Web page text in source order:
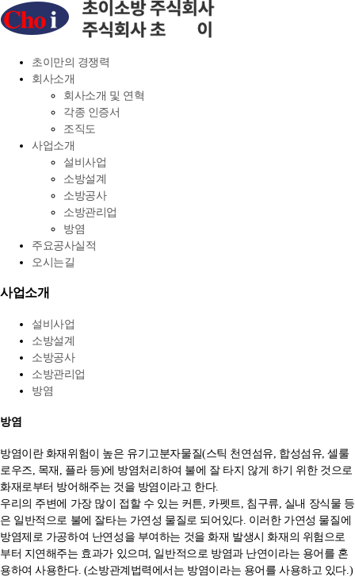
초이만의 경쟁력
회사소개
회사소개 및 연혁
각종 인증서
조직도
사업소개
설비사업
소방설계
소방공사
소방관리업
방염
주요공사실적
오시는길
menu
사업소개
설비사업
소방설계
소방공사
소방관리업
방염
방염
방염이란 화재위험이 높은 유기고분자물질(스틱 천연섬유, 합성섬유, 셀룰
로우즈, 목재, 플라 등)에 방염처리하여 불에 잘 타지 않게 하기 위한 것으로
화재로부터 방어해주는 것을 방염이라고 한다.
우리의 주변에 가장 많이 접할 수 있는 커튼, 카펫트, 침구류, 실내 장식물 등
은 일반적으로 불에 잘타는 가연성 물질로 되어있다. 이러한 가연성 물질에
방염제로 가공하여 난연성을 부여하는 것을 화재 발생시 화재의 위험으로
부터 지연해주는 효과가 있으며, 일반적으로 방염과 난연이라는 용어를 혼
용하여 사용한다. (소방관계법력에서는 방염이라는 용어를 사용하고 있다.)